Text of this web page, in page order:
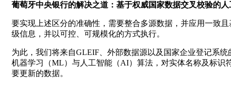
葡萄牙中央银行的解决之道：基于权威国家数据交叉校验的
要实现上述区分的准确性，需要整合多源数据，并应用一致
级信息，并以可控、可规模化的方式执行。
为此，我们将来自GLEIF、外部数据源以及国家企业登记系
机器学习（ML）与人工智能（AI）算法，对实体名称及标识
要更新的数据。